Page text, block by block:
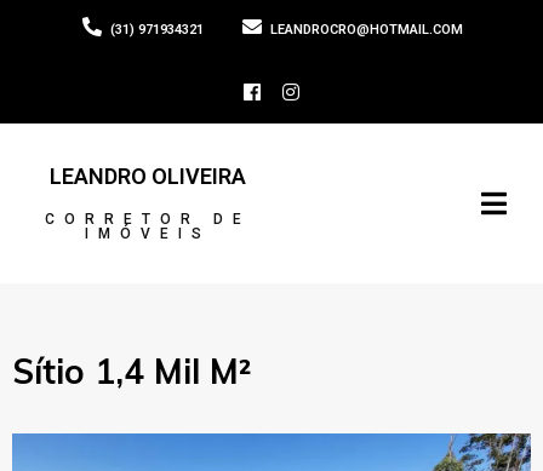
(31) 971934321 LEANDROCRO@HOTMAIL.COM
LEANDRO OLIVEIRA
CORRETOR DE
IMÓVEIS
Sítio 1,4 Mil M²